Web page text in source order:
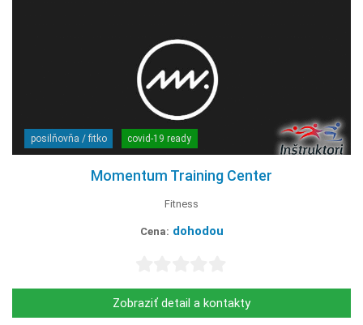
posilňovňa / fitko covid-19 ready
Momentum Training Center
Fitness
Cena: dohodou
Zobraziť detail a kontakty